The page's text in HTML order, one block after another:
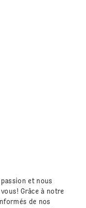
et nous
Grâce à notre
de nos